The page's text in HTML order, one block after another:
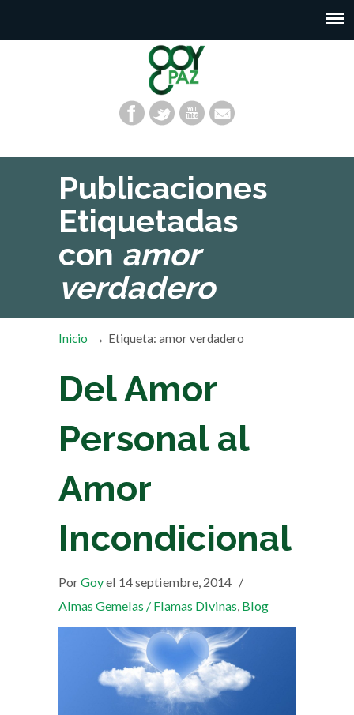
Publicaciones
Etiquetadas
con amor
verdadero
Inicio → Etiqueta: amor verdadero
Del Amor
Personal al
Amor
Incondicional
PorGoyel 14 septiembre, 2014 /
Almas Gemelas / Flamas Divinas, Blog